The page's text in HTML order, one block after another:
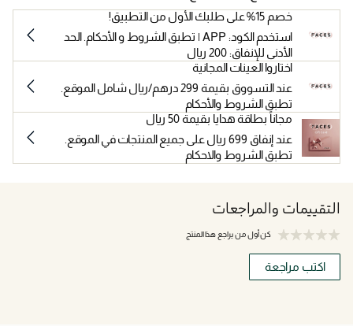
خصم 15% على طلبك الأول من التطبيق!
استخدم الكود: APP | تطبق الشروط و الأحكام. الحد
الأدنى للإنفاق: 200 ريال
اختاروا العينات المجانية
عند التسووق بقيمة 299 درهم/ريال شامل الموقع.
تطبق الشروط والأحكام
مجاناً بطاقة هدايا بقيمة 50 ريال
عند إنفاق 699 ريال على جميع المنتجات في الموقع.
تطبق الشروط والاحكام
التقييمات والمراجعات
كن أول من يراجع هذا المنتج
اكتب مراجعة